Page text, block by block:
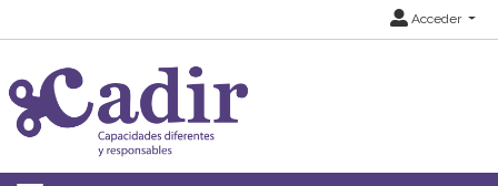
Acceder